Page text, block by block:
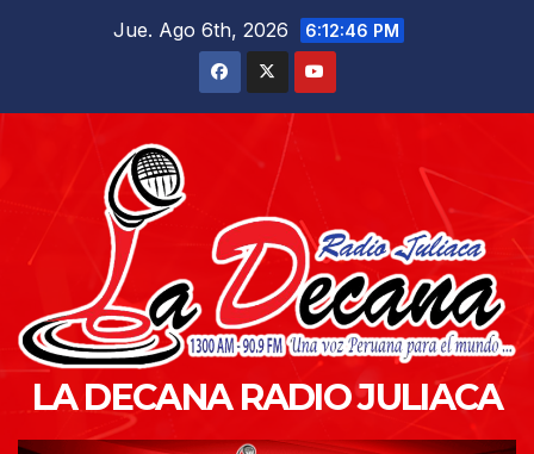
Jue. Ago 6th, 2026 6:12:47 PM
LA DECANA RADIO JULIACA